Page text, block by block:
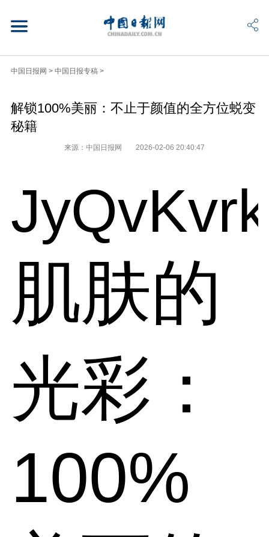
中国日报网 > 中国日报专稿 >
解锁100%美丽：不止于颜值的全方位蜕变
秘籍
来源：中国日报网 2026-02-06 20:40:47
肌肤的
光彩：
100%